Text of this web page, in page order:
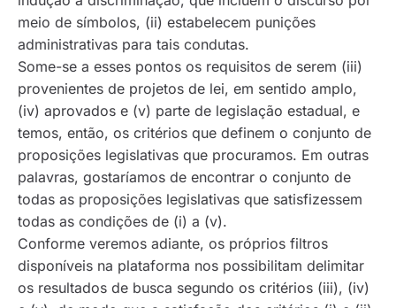
meio de símbolos, (ii) estabelecem punições
administrativas para tais condutas.
Some-se a esses pontos os requisitos de serem (iii)
provenientes de projetos de lei, em sentido amplo,
(iv) aprovados e (v) parte de legislação estadual, e
temos, então, os critérios que definem o conjunto de
proposições legislativas que procuramos. Em outras
palavras, gostaríamos de encontrar o conjunto de
todas as proposições legislativas que satisfizessem
todas as condições de (i) a (v).
Conforme veremos adiante, os próprios filtros
disponíveis na plataforma nos possibilitam delimitar
os resultados de busca segundo os critérios (iii), (iv)